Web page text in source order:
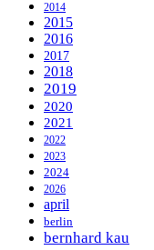
2014
2015
2016
2017
2018
2019
2020
2021
2022
2023
2024
2026
april
berlin
bernhard kau